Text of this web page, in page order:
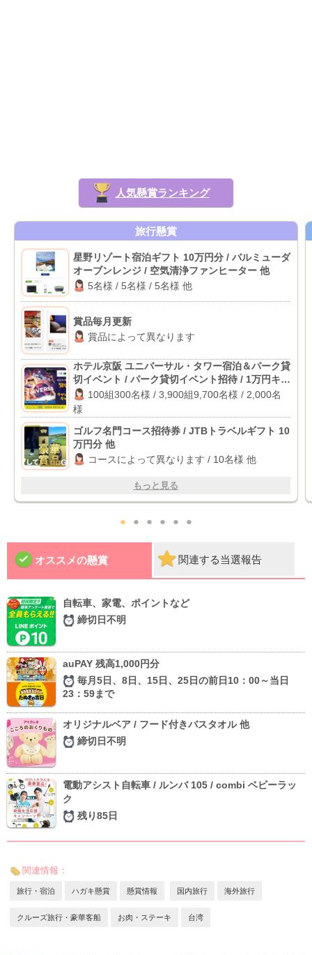
人気懸賞ランキング
旅行懸賞
星野リゾート宿泊ギフト 10万円分 / バルミューダ
オーブンレンジ / 空気清浄ファンヒーター 他
5名様 / 5名様 / 5名様 他
賞品毎月更新
賞品によって異なります
ホテル京阪 ユニバーサル・タワー宿泊＆パーク貸
切イベント / パーク貸切イベント招待 / 1万円キャ
ッシュバック
100組300名様 / 3,900組9,700名様 / 2,000名
様
ゴルフ名門コース招待券 / JTBトラベルギフト 10
万円分 他
コースによって異なります / 10名様 他
もっと見る
● ● ● ● ● ●
オススメの懸賞 関連する当選報告
自転車、家電、ポイントなど
締切日不明
auPAY 残高1,000円分
毎月5日、8日、15日、25日の前日10：00～当日
23：59まで
オリジナルベア / フード付きバスタオル 他
締切日不明
電動アシスト自転車 / ルンバ 105 / combi ベビーラッ
ク
残り85日
関連情報：
旅行・宿泊 ハガキ懸賞 懸賞情報 国内旅行 海外旅行
クルーズ旅行・豪華客船 お肉・ステーキ 台湾